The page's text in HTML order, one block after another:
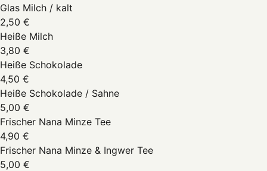
Glas Milch / kalt
2,50 €
Heiße Milch
3,80 €
Heiße Schokolade
4,50 €
Heiße Schokolade / Sahne
5,00 €
Frischer Nana Minze Tee
4,90 €
Frischer Nana Minze & Ingwer Tee
5,00 €